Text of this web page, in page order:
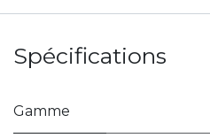
Spécifications
Gamme